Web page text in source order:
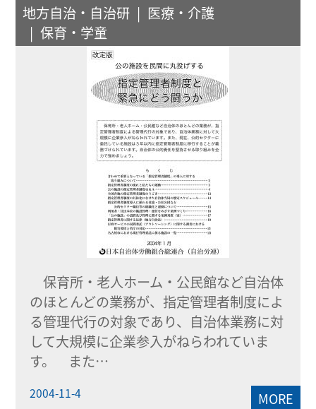
地方自治・自治研
医療・介護
保育・学童
保育所・老人ホーム・公民館など自治体
のほとんどの業務が、指定管理者制度によ
る管理代行の対象であり、自治体業務に対
して大規模に企業参入がねらわれていま
す。 また…
2004-11-4 MORE